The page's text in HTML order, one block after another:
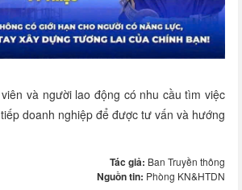
và người lao động có nhu cầu tìm việc
doanh nghiệp để được tư vấn và hướng
Tác giả: Ban Truyền thông
Nguồn tin: Phòng KN&HTDN